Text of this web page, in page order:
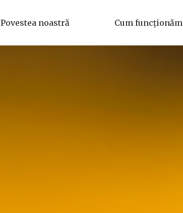
Povestea noastră Cum funcționăm